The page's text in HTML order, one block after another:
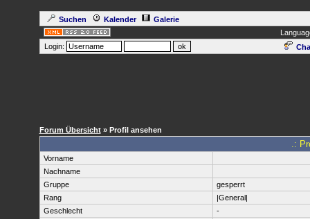
Suchen Kalender
Galerie
Login:
Forum Übersicht» Profil ansehen
.:
Vorname
Nachname
Gruppe
gesperrt
Rang
|General|
Geschlecht
-